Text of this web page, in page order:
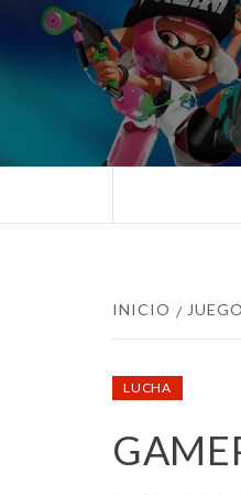
Saltar
TUS
INICIO
LUCHA